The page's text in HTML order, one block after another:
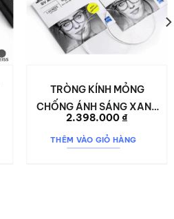
TRÒNG KÍNH MỎNG
CHỐNG ÁNH SÁNG XANH
DURAVISION®
BLUEPROTECT UV ZEISS
2.398.000₫
THÊM VÀO GIỎ HÀNG